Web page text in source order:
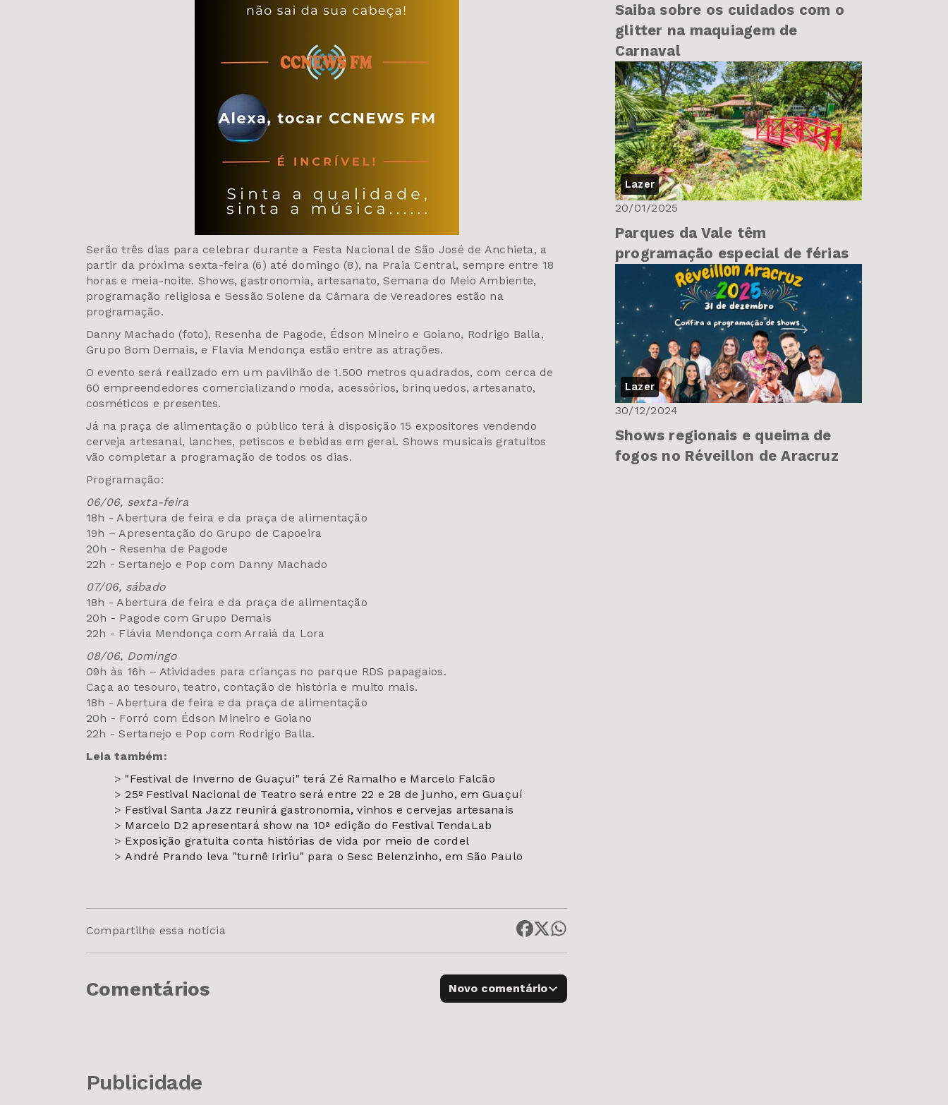
Serão três dias para celebrar durante a Festa Nacional de São José de Anchieta, a
partir da próxima sexta-feira (6) até domingo (8), na Praia Central, sempre entre 18
horas e meia-noite. Shows, gastronomia, artesanato, Semana do Meio Ambiente,
programação religiosa e Sessão Solene da Câmara de Vereadores estão na
programação.
Danny Machado (foto), Resenha de Pagode, Édson Mineiro e Goiano, Rodrigo Balla,
Grupo Bom Demais, e Flavia Mendonça estão entre as atrações.
O evento será realizado em um pavilhão de 1.500 metros quadrados, com cerca de
60 empreendedores comercializando moda, acessórios, brinquedos, artesanato,
cosméticos e presentes.
Já na praça de alimentação o público terá à disposição 15 expositores vendendo
cerveja artesanal, lanches, petiscos e bebidas em geral. Shows musicais gratuitos
vão completar a programação de todos os dias.
Programação:
06/06, sexta-feira
18h - Abertura de feira e da praça de alimentação
19h – Apresentação do Grupo de Capoeira
20h - Resenha de Pagode
22h - Sertanejo e Pop com Danny Machado
07/06, sábado
18h - Abertura de feira e da praça de alimentação
20h - Pagode com Grupo Demais
22h - Flávia Mendonça com Arraiá da Lora
08/06, Domingo
09h às 16h – Atividades para crianças no parque RDS papagaios.
Caça ao tesouro, teatro, contação de história e muito mais.
18h - Abertura de feira e da praça de alimentação
20h - Forró com Édson Mineiro e Goiano
22h - Sertanejo e Pop com Rodrigo Balla.
Leia também:
> "Festival de Inverno de Guaçui" terá Zé Ramalho e Marcelo Falcão
>25º Festival Nacional de Teatro será entre 22 e 28 de junho, em Guaçuí
> Festival Santa Jazz reunirá gastronomia, vinhos e cervejas artesanais
> Marcelo D2 apresentará show na 10ª edição do Festival TendaLab
> Exposição gratuita conta histórias de vida por meio de cordel
>André Prando leva "turnê Iririu" para o Sesc Belenzinho, em São Paulo
Compartilhe essa notícia
Comentários Novo comentário
Saiba sobre os cuidados com o
glitter na maquiagem de
Carnaval
Lazer
20/01/2025
Parques da Vale têm
programação especial de férias
Lazer
30/12/2024
Shows regionais e queima de
fogos no Réveillon de Aracruz
Publicidade